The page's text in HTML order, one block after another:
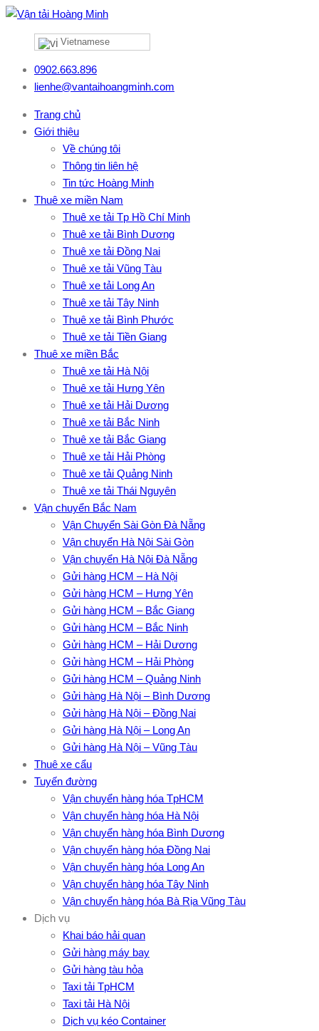
Vietnamese
0902.663.896
lienhe@vantaihoangminh.com
Trang chủ
Giới thiệu
Về chúng tôi
Thông tin liên hệ
Tin tức Hoàng Minh
Thuê xe miền Nam
Thuê xe tải Tp Hồ Chí Minh
Thuê xe tải Bình Dương
Thuê xe tải Đồng Nai
Thuê xe tải Vũng Tàu
Thuê xe tải Long An
Thuê xe tải Tây Ninh
Thuê xe tải Bình Phước
Thuê xe tải Tiền Giang
Thuê xe miền Bắc
Thuê xe tải Hà Nội
Thuê xe tải Hưng Yên
Thuê xe tải Hải Dương
Thuê xe tải Bắc Ninh
Thuê xe tải Bắc Giang
Thuê xe tải Hải Phòng
Thuê xe tải Quảng Ninh
Thuê xe tải Thái Nguyên
Vận chuyển Bắc Nam
Vận Chuyển Sài Gòn Đà Nẵng
Vận chuyển Hà Nội Sài Gòn
Vận chuyển Hà Nội Đà Nẵng
Gửi hàng HCM – Hà Nội
Gửi hàng HCM – Hưng Yên
Gửi hàng HCM – Bắc Giang
Gửi hàng HCM – Bắc Ninh
Gửi hàng HCM – Hải Dương
Gửi hàng HCM – Hải Phòng
Gửi hàng HCM – Quảng Ninh
Gửi hàng Hà Nội – Bình Dương
Gửi hàng Hà Nội – Đồng Nai
Gửi hàng Hà Nội – Long An
Gửi hàng Hà Nội – Vũng Tàu
Thuê xe cẩu
Tuyến đường
Vận chuyển hàng hóa TpHCM
Vận chuyển hàng hóa Hà Nội
Vận chuyển hàng hóa Bình Dương
Vận chuyển hàng hóa Đồng Nai
Vận chuyển hàng hóa Long An
Vận chuyển hàng hóa Tây Ninh
Vận chuyển hàng hóa Bà Rịa Vũng Tàu
Dịch vụ
Khai báo hải quan
Gửi hàng máy bay
Gửi hàng tàu hỏa
Taxi tải TpHCM
Taxi tải Hà Nội
Dịch vụ kéo Container